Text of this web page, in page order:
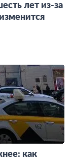
лет из-за
как